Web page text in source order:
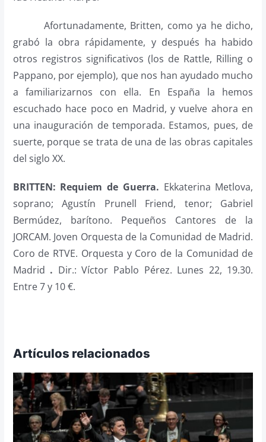
Afortunadamente, Britten, como ya he dicho,
grabó la obra rápidamente, y después ha habido
otros registros significativos (los de Rattle, Rilling o
Pappano, por ejemplo), que nos han ayudado mucho
a familiarizarnos con ella. En España la hemos
escuchado hace poco en Madrid, y vuelve ahora en
una inauguración de temporada. Estamos, pues, de
suerte, porque se trata de una de las obras capitales
del siglo XX.
BRITTEN: Requiem de Guerra. Ekkaterina Metlova,
soprano; Agustín Prunell Friend, tenor; Gabriel
Bermúdez, barítono. Pequeños Cantores de la
JORCAM. Joven Orquesta de la Comunidad de Madrid.
Coro de RTVE. Orquesta y Coro de la Comunidad de
Madrid . Dir.: Víctor Pablo Pérez. Lunes 22, 19.30.
Entre 7 y 10 €.
Artículos relacionados